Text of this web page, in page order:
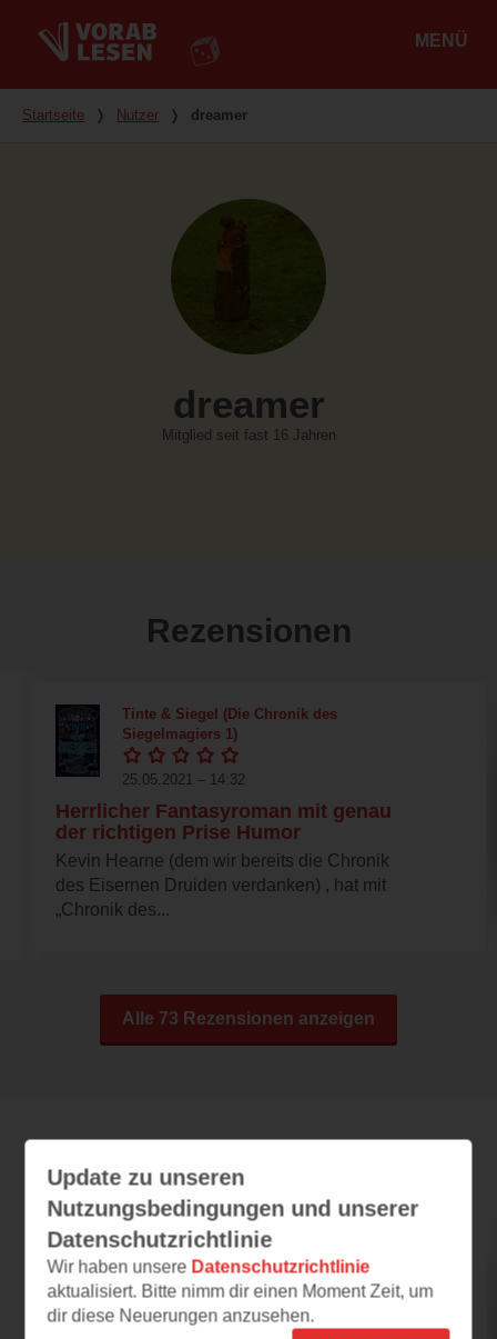
MENÜ
Du bist hier
Startseite ❭ Nutzer ❭ dreamer
dreamer
Mitglied seit fast 16 Jahren
Rezensionen
Tinte & Siegel (Die Chronik des
Siegelmagiers 1)
25.05.2021 – 14:32
Herrlicher Fantasyroman mit genau
der richtigen Prise Humor
Kevin Hearne (dem wir bereits die Chronik
des Eisernen Druiden verdanken) , hat mit
„Chronik des...
Alle 73 Rezensionen anzeigen
Leseeindrücke
Mut. Machen. Liebe
28.06.2021 – 20:45
Update zu unseren
Nutzungsbedingungen und unserer
Datenschutzrichtlinie
Wir haben unsere Datenschutzrichtlinie
aktualisiert. Bitte nimm dir einen Moment Zeit, um
dir diese Neuerungen anzusehen.